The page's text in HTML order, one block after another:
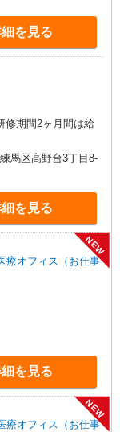
を見る
修期間2ヶ月間は給
馬区高野台3丁目8-
を見る
オフィス（お仕事
NEW
を見る
オフィス（お仕事
NEW